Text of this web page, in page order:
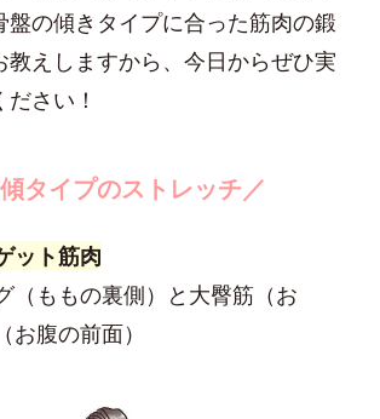
盤の傾きタイプに合った筋肉の鍛
教えしますから、今日からぜひ実
さい！
タイプのストレッチ／
ット筋肉
（ももの裏側）と大臀筋（お
お腹の前面）